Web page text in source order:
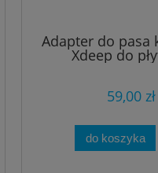
Adapter do pasa
Xdeep do
59,00 zł
do koszyka